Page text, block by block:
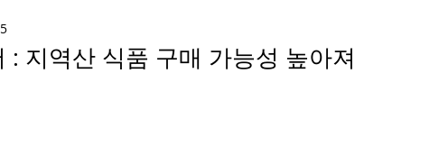
: 지역산 식품 구매 가능성 높아져